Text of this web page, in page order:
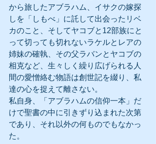
から旅したアブラハム、イサクの嫁探
しを「しもべ」に託して出会ったリベ
カのこと、そしてヤコブと12部族にと
って切っても切れないラケルとレアの
姉妹の確執、その父ラバンとヤコブの
相克など、生々しく繰り広げられる人
間の愛憎絡む物語は創世記を綴り、私
達の心を捉えて離さない。
私自身、「アブラハムの信仰一本」だ
けで聖書の中に引きずり込まれた次第
であり、それ以外の何ものでもなかっ
た。